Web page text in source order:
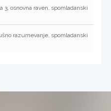
3, osnovna raven, spomladanski
razumevanje, spomladanski